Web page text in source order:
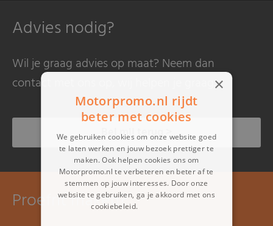
Advies nodig?
Wil je graag advies op maat? Neem dan
contact met ons op, wij helpen je graag.
Bel mij terug >
Proefrit maken?
×
Motorpromo.nl rijdt
beter met cookies
We gebruiken cookies om onze website goed
te laten werken en jouw bezoek prettiger te
maken. Ook helpen cookies ons om
Motorpromo.nl te verbeteren en beter af te
stemmen op jouw interesses. Door onze
website te gebruiken, ga je akkoord met ons
cookiebeleid.